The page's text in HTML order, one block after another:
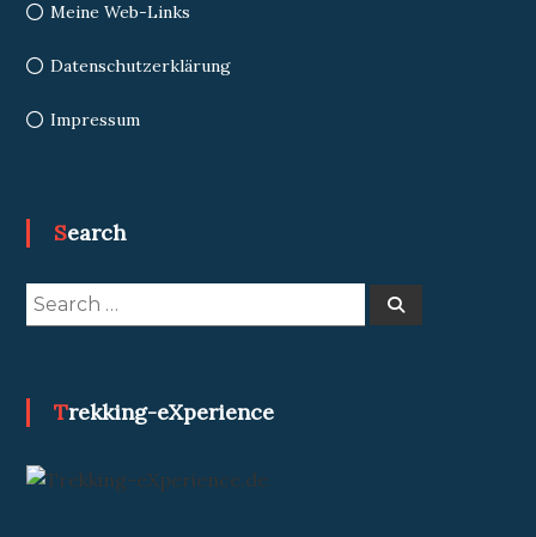
Meine Web-Links
Datenschutzerklärung
Impressum
Search
Search
for:
Search
Trekking-eXperience